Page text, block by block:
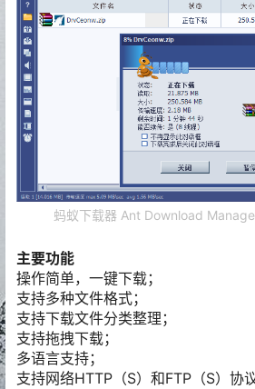
蚂蚁下载器 Ant Download
主要功能
操作简单，一键下载；
支持多种文件格式；
支持下载文件分类整理；
支持拖拽下载；
多语言支持；
支持网络HTTP（S）和FTP（S）协议